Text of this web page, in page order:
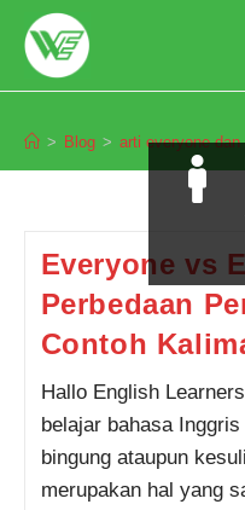
content
> Blog > arti everyone dan
Everyone vs
Perbedaan
Contoh
Hallo English
belajar bahasa
bingung ataupun
merupakan hal yang